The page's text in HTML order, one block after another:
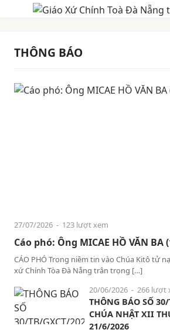
THÔNG BÁO
27/07/2026 - 123 lượt xem
Cáo phó: Ông MICAE HỒ VĂN BA
CÁO PHÓ Trong niềm tin vào Chúa Kitô tử
xứ Chính Tòa Đà Nẵng trân trọng […]
20/06/2026 - 266 lượt
THÔNG BÁO SỐ
CHÚA NHẬT XII
21/6/2026